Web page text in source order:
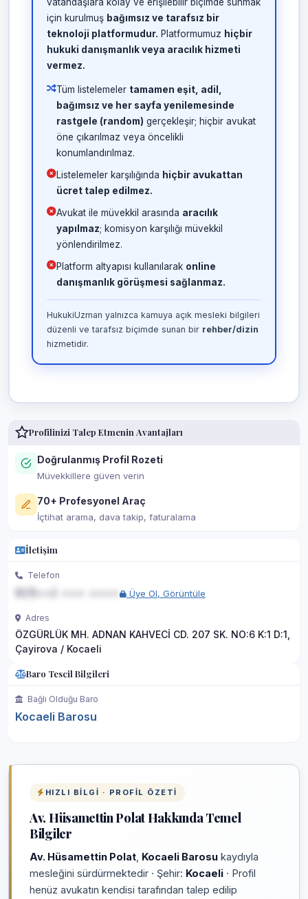
için kurulmuş bağımsız ve tarafsız bir
teknoloji platformudur. Platformumuz hiçbir
hukuki danışmanlık veya aracılık hizmeti
vermez.
Tüm listelemeler tamamen eşit, adil,
bağımsız ve her sayfa yenilemesinde
rastgele (random) gerçekleşir; hiçbir avukat
öne çıkarılmaz veya öncelikli
konumlandırılmaz.
Listelemeler karşılığında hiçbir avukattan
ücret talep edilmez.
Avukat ile müvekkil arasında aracılık
yapılmaz; komisyon karşılığı müvekkil
yönlendirilmez.
Platform altyapısı kullanılarak online
danışmanlık görüşmesi sağlanmaz.
HukukiUzman yalnızca kamuya açık mesleki bilgileri
düzenli ve tarafsız biçimde sunan bir rehber/dizin
hizmetidir.
Profilinizi Talep Etmenin Avantajları
Doğrulanmış Profil Rozeti
Müvekkillere güven verin
70+ Profesyonel Araç
İçtihat arama, dava takip, faturalama
İletişim
Telefon
Üye Ol, Görüntüle
Adres
ÖZGÜRLÜK MH. ADNAN KAHVECİ CD. 207 SK. NO:6 K:1 D:1,
Çayirova / Kocaeli
Baro Tescil Bilgileri
Bağlı Olduğu Baro
Kocaeli Barosu
HIZLI BILGI · PROFIL ÖZETI
Av. Hüsamettin Polat Hakkında Temel
Bilgiler
Av. Hüsamettin Polat Kocaeli Barosu kaydıyla
mesleğini sürdürmektedir · Şehir: Kocaeli · Profil
henüz avukatın kendisi tarafından talep edilip